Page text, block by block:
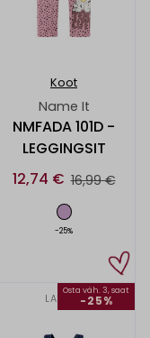
Koot
Name It
NMFADA 101D -
LEGGINGSIT
12,74 € 16,99 €
-25%
LAPSET
Osta väh. 3, saat
-25%